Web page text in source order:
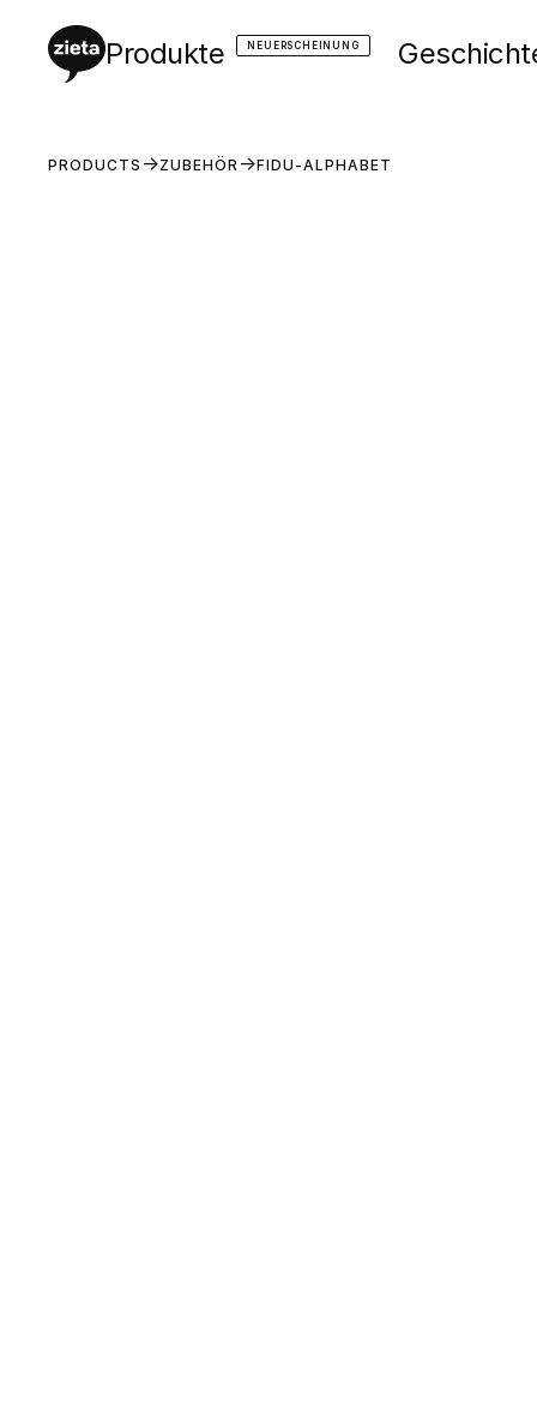
Produkte NEUERSCHEINUNG
PRODUCTS ZUBEHÖR FIDU-ALPHABET